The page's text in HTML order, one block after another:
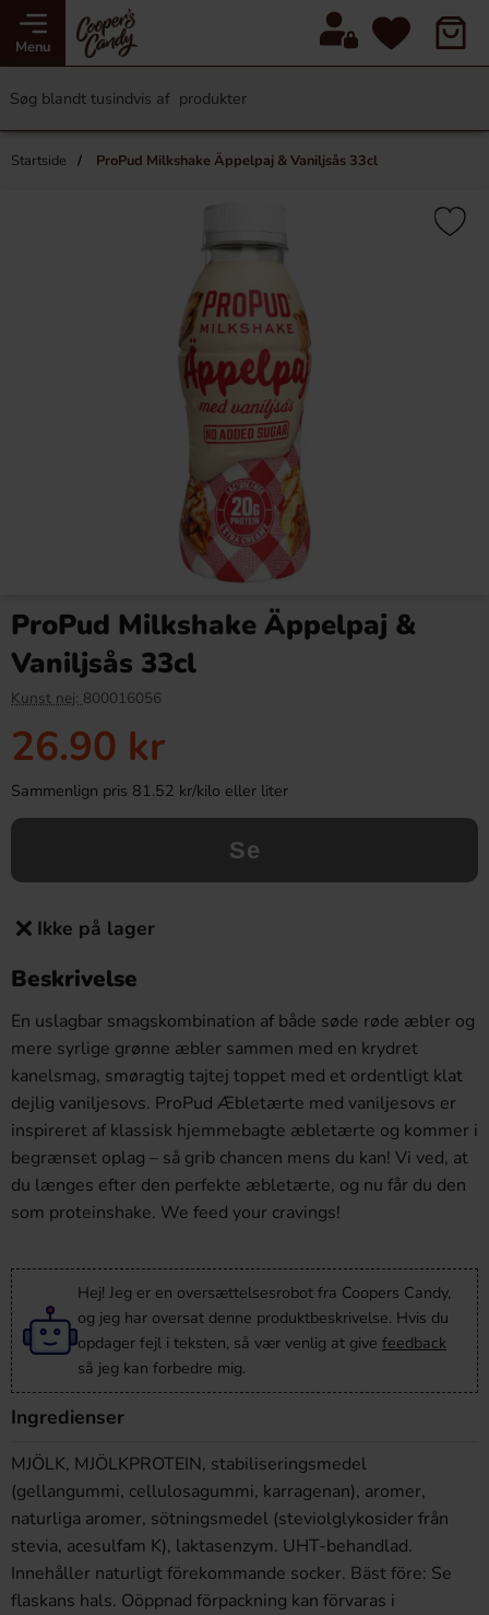
Menu
Startside ProPud Milkshake Äppelpaj & Vaniljsås 33cl
ProPud Milkshake Äppelpaj &
Vaniljsås 33cl
Kunst nej: 800016056
26.90 kr
Sammenlign pris 81.52 kr/kilo eller liter
Se
Ikke på lager
Beskrivelse
En uslagbar smagskombination af både søde røde æbler og
mere syrlige grønne æbler sammen med en krydret
kanelsmag, smøragtig tajtej toppet med et ordentligt klat
dejlig vaniljesovs. ProPud Æbletærte med vaniljesovs er
inspireret af klassisk hjemmebagte æbletærte og kommer i
begrænset oplag – så grib chancen mens du kan! Vi ved, at
du længes efter den perfekte æbletærte, og nu får du den
som proteinshake. We feed your cravings!
Hej! Jeg er en oversættelsesrobot fra Coopers Candy,
og jeg har oversat denne produktbeskrivelse. Hvis du
opdager fejl i teksten, så vær venlig at give feedback
så jeg kan forbedre mig.
Ingredienser
MJÖLK, MJÖLKPROTEIN, stabiliseringsmedel
(gellangummi, cellulosagummi, karragenan), aromer,
naturliga aromer, sötningsmedel (steviolglykosider från
stevia, acesulfam K), laktasenzym. UHT-behandlad.
Innehåller naturligt förekommande socker. Bäst före: Se
flaskans hals. Oöppnad förpackning kan förvaras i